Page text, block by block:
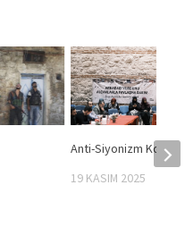
Anti-Siyonizm
19 KASIM 2025